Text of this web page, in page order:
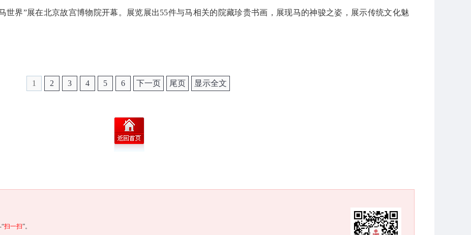
世界”展在北京故宫博物院开幕。展览展出55件与马相关的院藏珍贵书画，展现马的神骏之姿，展示传统文化魅
1 2 3 4 5 6 下一页 尾页 显示全文
“扫一扫”。